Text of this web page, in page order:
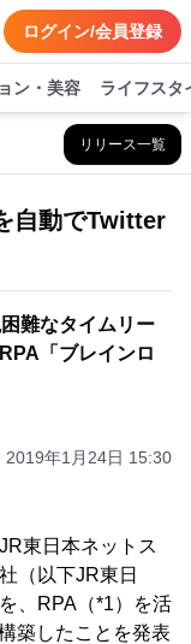
ログイン/会員登録
ン・美容 ライフスタ
リリース一覧
自動でTwitter
難なタイムリー
「ブレインロ
2019年1月24日 15:30
東日本ネットス
（以下JR東日
、RPA（*1）を活
築したことを発表